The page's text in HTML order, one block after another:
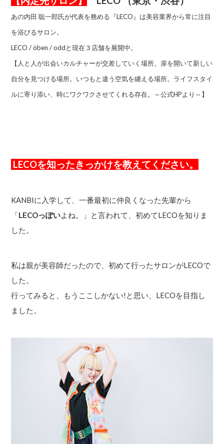
あの内田 聡一郎氏が代表を務める『LECO』は美容業界から常に注目
を浴びるサロン。
LECO / öben / oddと現在３店舗を展開中。
【人と人が出会いカルチャーが交差していく場所。扉を開いて新しい
自分を見つける場所。いつもと違う空気を纏える場所。ライフスタイ
ルに寄り添い、時にワクワクさせてくれる存在。～公式HPより～】
LECOを知ったきっかけを教えてください。
KANBIに入学して、一番最初に仲良くなった先輩から
「LECOっぽいよね。」と言われて、初めてLECOを知りま
した。
私は親が美容師だったので、初めて行ったサロンがLECOで
した。
行ってみると、もうここしかない!と思い、LECOを目指し
ました。